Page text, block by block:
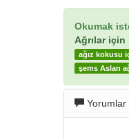
Okumak
Ağrılar için
ağız kokusu
şems Aslan
Yorumlar